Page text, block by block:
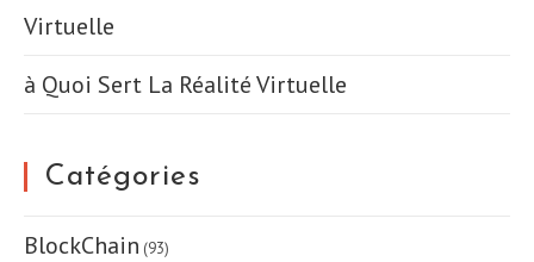
Virtuelle
à Quoi Sert La Réalité Virtuelle
Catégories
BlockChain (93)